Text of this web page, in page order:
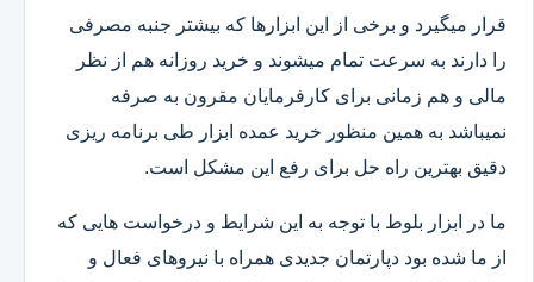
قرار میگیرد و برخی از این ابزارها که بیشتر جنبه مصرفی
را دارند به سرعت تمام میشوند و خرید روزانه هم از نظر
مالی و هم زمانی برای کارفرمایان مقرون به صرفه
نمیباشد به همین منظور خرید عمده ابزار طی برنامه ریزی
دقیق بهترین راه حل برای رفع این مشکل است.
ما در ابزار بلوط با توجه به این شرایط و درخواست هایی که
از ما شده بود دپارتمان جدیدی همراه با نیروهای فعال و